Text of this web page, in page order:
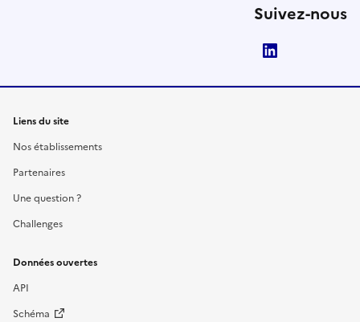
Suivez-nous
Liens du site
Nos établissements
Partenaires
Une question ?
Challenges
Données ouvertes
API
Schéma